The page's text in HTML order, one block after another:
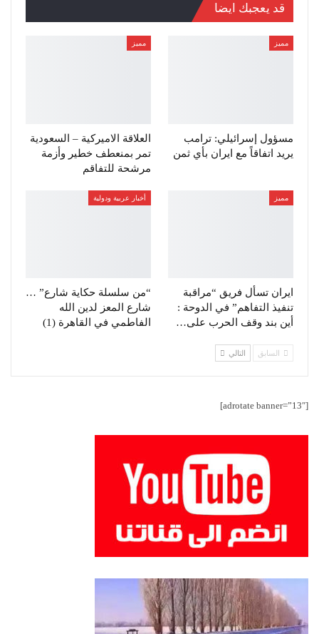
قد يعجبك ايضا
مميز
مسؤول إسرائيلي: ترامب
يريد اتفاقاً مع ايران بأي ثمن
مميز
العلاقة الاميركية – السعودية
تمر بمنعطف خطير وأزمة
مرشحة للتفاقم
مميز
ايران تسأل فريق “مراقبة
تنفيذ التفاهم” في الدوحة :
أين بند وقف الحرب على…
أخبار عربية ودولية
“من سلسلة حكاية شارع” …
شارع المعز لدين الله
الفاطمي في القاهرة (1)
السابق التالي
[adrotate banner=”13″]